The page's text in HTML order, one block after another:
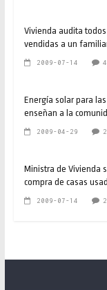
Vivienda audita
vendidas a un
2009-07-14
Energía solar para
enseñan a la
2009-04-29
Ministra de Vivienda
compra de casas
2009-07-14